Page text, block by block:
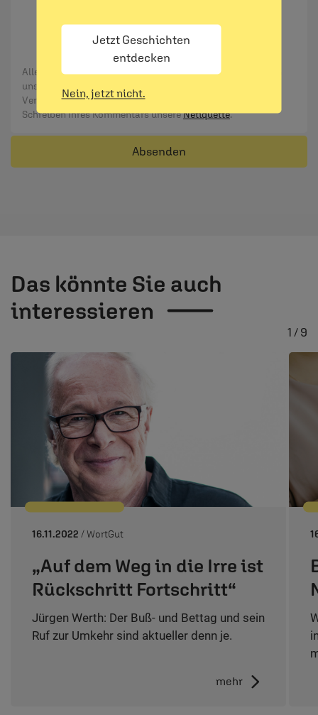
Ihrer Daten an Dritte. Näheres siehe
Datenschutzerklärung.
Alle Kommentare werden redaktionell geprüft. Wir behalten
uns das Kürzen von Kommentaren vor. Ein Recht auf
Veröffentlichung besteht nicht. Bitte beachten Sie beim
Schreiben Ihres Kommentars unsereNetiquette.
Absenden
Das könnte Sie auch
interessieren
16.11.2022 / WortGut
„Auf dem Weg in die Irre ist
Rückschritt Fortschritt“
Jürgen Werth: Der Buß- und Bettag und sein
Ruf zur Umkehr sind aktueller denn je.
mehr
1 / 9
Jetzt Geschichten
entdecken
Nein, jetzt nicht.